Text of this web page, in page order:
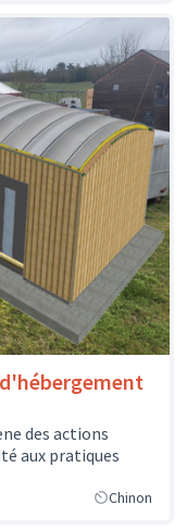
des actions
aux pratiques
Chinon